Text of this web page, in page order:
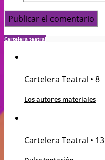
Cartelera teatral
Cartelera Teatral • 8
Los autores materiales
Cartelera Teatral • 13